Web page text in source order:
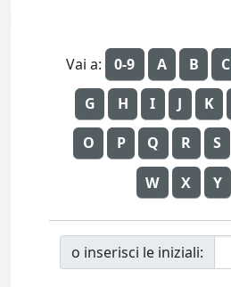
Vai a: 0-9 A B C
G H I J K
O P Q R S
W X Y
o inserisci le iniziali: